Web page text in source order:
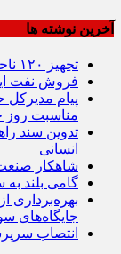
آخرین نوشته ها
تجهیز ۱۲۰ ناحیه پخش به فرایند صدور آنی کارت سوخت
فروش نفت
پیام
مناسبت
تدوین سند
انسانی
شاهکار
گامی بلند
بهره‌برداری
جایگاه‌های
انتصاب